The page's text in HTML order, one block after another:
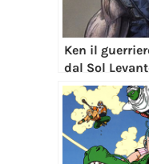
Ken il
dal Sol